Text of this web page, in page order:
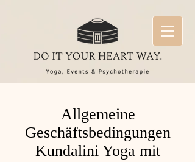
Allgemeine
Geschäftsbedingungen
Kundalini Yoga mit